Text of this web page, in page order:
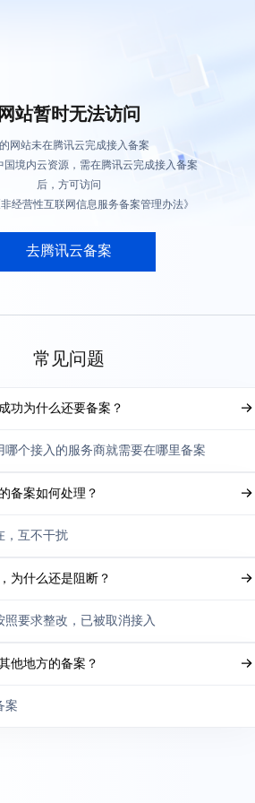
网站暂时无法访问
网站未在腾讯云完成接入备案
国境内云资源，需在腾讯云完成接入备案
后，方可访问
经营性互联网信息服务备案管理办法》
去腾讯云备案
常见问题
功为什么还要备案？
哪个接入的服务商就需要在哪里备案
备案如何处理？
，互不干扰
为什么还是阻断？
要求整改，已被取消接入
他地方的备案？
案